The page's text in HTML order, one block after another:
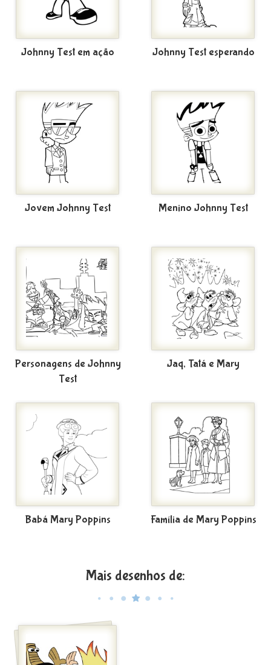
Johnny Test em ação Johnny Test esperando
Jovem Johnny Test Menino Johnny Test
Personagens de Johnny
Test
Jaq, Tatá e Mary
Babá Mary Poppins Família de Mary Poppins
Mais desenhos de: